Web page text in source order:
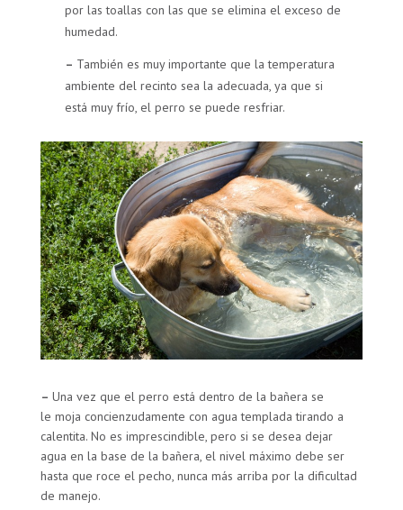
por las toallas con las que se elimina el exceso de
humedad.
– También es muy importante que la temperatura
ambiente del recinto sea la adecuada, ya que si
está muy frío, el perro se puede resfriar.
–Una vez que el perro está dentro de la bañera se
le moja concienzudamente con agua templada tirando a
calentita. No es imprescindible, pero si se desea dejar
agua en la base de la bañera, el nivel máximo debe ser
hasta que roce el pecho, nunca más arriba por la dificultad
de manejo.